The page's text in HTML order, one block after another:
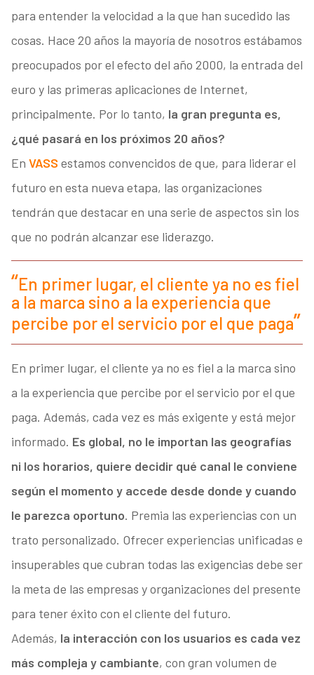
para entender la velocidad a la que han sucedido las
cosas. Hace 20 años la mayoría de nosotros estábamos
preocupados por el efecto del año 2000, la entrada del
euro y las primeras aplicaciones de Internet,
principalmente. Por lo tanto, la gran pregunta es,
¿qué pasará en los próximos 20 años?
En VASS estamos convencidos de que, para liderar el
futuro en esta nueva etapa, las organizaciones
tendrán que destacar en una serie de aspectos sin los
que no podrán alcanzar ese liderazgo.
En primer lugar, el cliente ya no es fiel
a la marca sino a la experiencia que
percibe por el servicio por el que paga
En primer lugar, el cliente ya no es fiel a la marca sino
a la experiencia que percibe por el servicio por el que
paga. Además, cada vez es más exigente y está mejor
informado. Es global, no le importan las geografías
ni los horarios, quiere decidir qué canal le conviene
según el momento y accede desde donde y cuando
le parezca oportuno. Premia las experiencias con un
trato personalizado. Ofrecer experiencias unificadas e
insuperables que cubran todas las exigencias debe ser
la meta de las empresas y organizaciones del presente
para tener éxito con el cliente del futuro.
Además, la interacción con los usuarios es cada vez
más compleja y cambiante, con gran volumen de